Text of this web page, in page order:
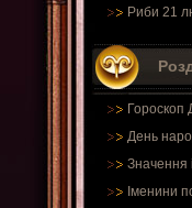
Риби 21
Гороскоп
День
Значення
Іменини